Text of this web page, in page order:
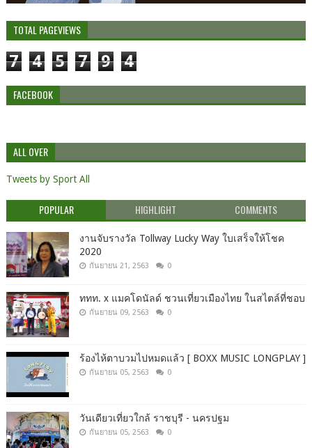
TOTAL PAGEVIEWS
7 4 5 7 9 4
FACEBOOK
ALL OVER
Tweets by Sport All
POPULAR HIGHLIGHT COMMENTS
งานจับรางวัล Tollway Lucky Way ใบเสร็จให้โชค
2020
กันยายน 21, 2563 0
ททท. x แมคโดนัลด์ ชวนเที่ยวเมืองไทย ในสไตล์ที่ชอบ
กันยายน 09, 2563 0
ร้องไห้ตาบวมไปหมดแล้ว [ BOXX MUSIC LONGPLAY ]
กันยายน 05, 2563 0
วันเดียวเที่ยวใกล้ ราชบุรี - นครปฐม
กันยายน 05, 2563 0